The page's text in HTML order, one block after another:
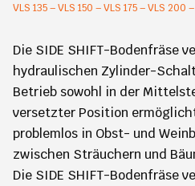
VLS 135 – VLS 150 – VLS 175 – VLS 200
Die SIDE SHIFT-Bodenfräse
hydraulischen Zylinder-
Betrieb sowohl in der
versetzter Position
problemlos in Obst- und
zwischen Sträuchern und
Die SIDE SHIFT-Bodenfräse